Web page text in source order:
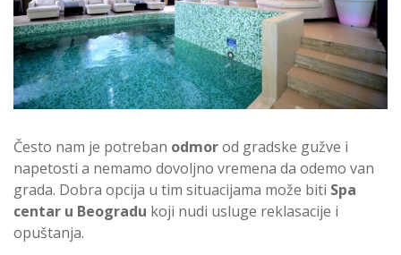
Često nam je potreban odmorod gradske gužve i
napetosti a nemamo dovoljno vremena da odemo van
grada. Dobra opcija u tim situacijama može biti Spa
centar u Beogradu koji nudi usluge reklasacije i
opuštanja.